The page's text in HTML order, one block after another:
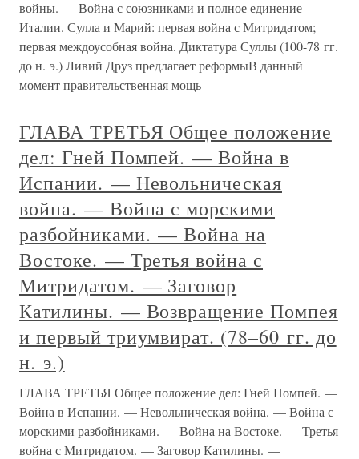
войны. — Война с союзниками и полное единение
Италии. Сулла и Марий: первая война с Митридатом;
первая междоусобная война. Диктатура Суллы (100-78 гг.
до н. э.) Ливий Друз предлагает реформыВ данный
момент правительственная мощь
ГЛАВА ТРЕТЬЯ Общее положение
дел: Гней Помпей. — Война в
Испании. — Невольническая
война. — Война с морскими
разбойниками. — Война на
Востоке. — Третья война с
Митридатом. — Заговор
Катилины. — Возвращение Помпея
и первый триумвират. (78–60 гг. до
н. э.)
ГЛАВА ТРЕТЬЯ Общее положение дел: Гней Помпей. —
Война в Испании. — Невольническая война. — Война с
морскими разбойниками. — Война на Востоке. — Третья
война с Митридатом. — Заговор Катилины. —